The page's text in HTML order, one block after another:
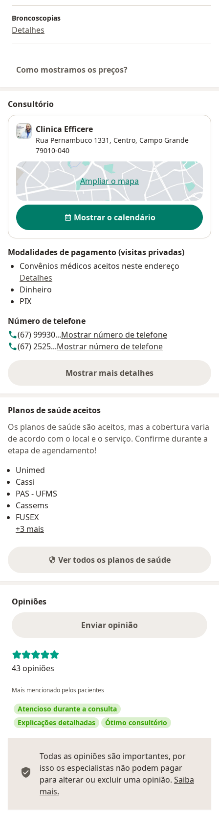
Broncoscopias
Detalhes
Como mostramos os preços?
Consultório
Clinica Efficere
Rua Pernambuco 1331, Centro, Campo Grande
79010-040
Ampliar o mapaabre num novo separador
Disponibilidade
Mostrar o calendário
Modalidades de pagamento (visitas privadas)
Convênios médicos aceitos neste endereço
Detalhes
Dinheiro
PIX
Número de telefone
(67) 99930...Mostrar número de telefone
(67) 2525...Mostrar número de telefone
Mostrar mais detalhes
sobre o endereço
Planos de saúde aceitos
Os planos de saúde são aceitos, mas a cobertura varia
de acordo com o local e o serviço. Confirme durante a
etapa de agendamento!
Unimed
Cassi
PAS - UFMS
Cassems
FUSEX
+3 mais
Ver todos os planos de saúde
Opiniões
Enviar opinião
43 opiniões
Mais mencionado pelos pacientes
Atencioso durante a consulta
Explicações detalhadas
Ótimo consultório
Todas as opiniões são importantes, por
isso os especialistas não podem pagar
para alterar ou excluir uma opinião. Saiba
mais.